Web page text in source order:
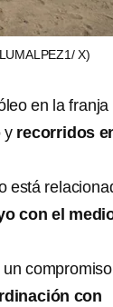
X)
en la franja
y recorridos
está
con el
con